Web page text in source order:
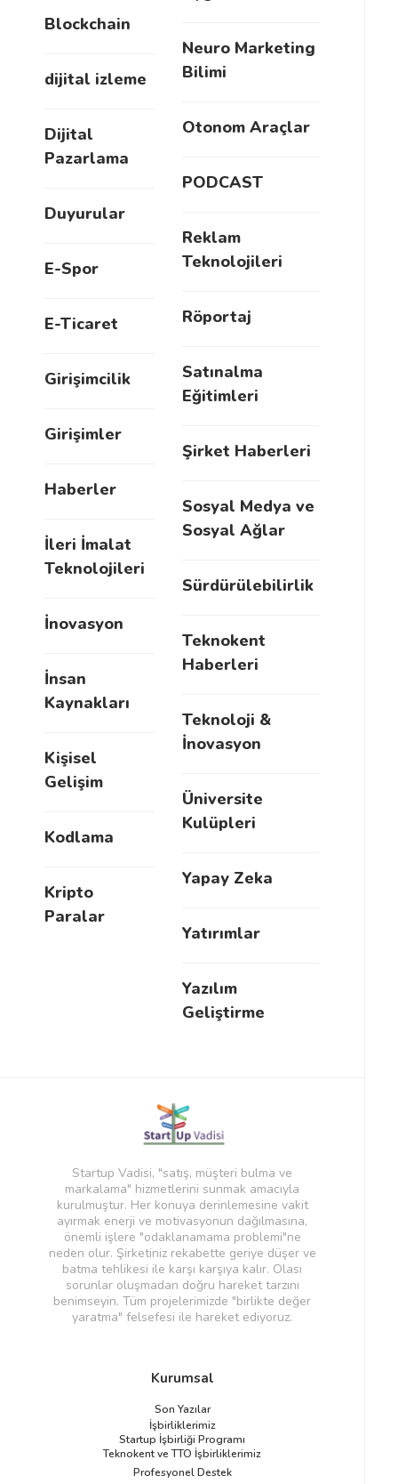
Blockchain
dijital izleme
Dijital
Pazarlama
Duyurular
E-Spor
E-Ticaret
Girişimcilik
Girişimler
Haberler
İleri İmalat
Teknolojileri
İnovasyon
İnsan
Kaynakları
Kişisel
Gelişim
Kodlama
Kripto
Paralar
Neuro Marketing
Bilimi
Otonom Araçlar
PODCAST
Reklam
Teknolojileri
Röportaj
Satınalma
Eğitimleri
Şirket Haberleri
Sosyal Medya ve
Sosyal Ağlar
Sürdürülebilirlik
Teknokent
Haberleri
Teknoloji &
İnovasyon
Üniversite
Kulüpleri
Yapay Zeka
Yatırımlar
Yazılım
Geliştirme
Startup Vadisi, "satış, müşteri bulma ve
markalama" hizmetlerini sunmak amacıyla
kurulmuştur. Her konuya derinlemesine vakit
ayırmak enerji ve motivasyonun dağılmasına,
önemli işlere "odaklanamama problemi"ne
neden olur. Şirketiniz rekabette geriye düşer ve
batma tehlikesi ile karşı karşıya kalır. Olası
sorunlar oluşmadan doğru hareket tarzını
benimseyin. Tüm projelerimizde "birlikte değer
yaratma" felsefesi ile hareket ediyoruz.
Kurumsal
Son Yazılar
İşbirliklerimiz
Startup İşbirliği Programı
Teknokent ve TTO İşbirliklerimiz
Profesyonel Destek